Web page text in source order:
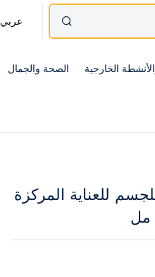
عربي
الخارجية الصحة والجمال
للعناية المركزة